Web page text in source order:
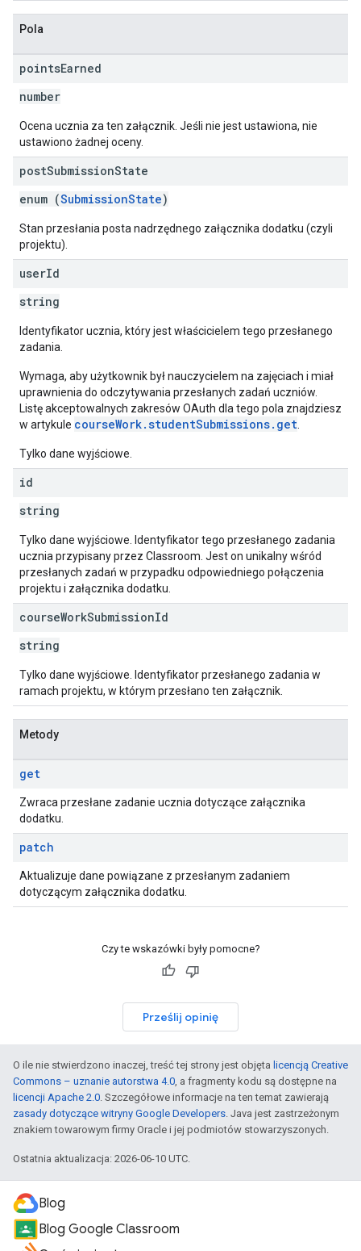
Pola
pointsEarned
number
Ocena ucznia za ten załącznik. Jeśli nie jest ustawiona, nie
ustawiono żadnej oceny.
postSubmissionState
enum (SubmissionState)
Stan przesłania posta nadrzędnego załącznika dodatku (czyli
projektu).
userId
string
Identyfikator ucznia, który jest właścicielem tego przesłanego
zadania.
Wymaga, aby użytkownik był nauczycielem na zajęciach i miał
uprawnienia do odczytywania przesłanych zadań uczniów.
Listę akceptowalnych zakresów OAuth dla tego pola znajdziesz
w artykule courseWork.studentSubmissions.get
Tylko dane wyjściowe.
id
string
Tylko dane wyjściowe. Identyfikator tego przesłanego zadania
ucznia przypisany przez Classroom. Jest on unikalny wśród
przesłanych zadań w przypadku odpowiedniego połączenia
projektu i załącznika dodatku.
courseWorkSubmissionId
string
Tylko dane wyjściowe. Identyfikator przesłanego zadania w
ramach projektu, w którym przesłano ten załącznik.
Metody
get
Zwraca przesłane zadanie ucznia dotyczące załącznika
dodatku.
patch
Aktualizuje dane powiązane z przesłanym zadaniem
dotyczącym załącznika dodatku.
Czy te wskazówki były pomocne?
Prześlij opinię
O ile nie stwierdzono inaczej, treść tej strony jest objęta licencją Creative
Commons – uznanie autorstwa 4.0, a fragmenty kodu są dostępne na
licencji Apache 2.0. Szczegółowe informacje na ten temat zawierają
zasady dotyczące witryny Google Developers. Java jest zastrzeżonym
znakiem towarowym firmy Oracle i jej podmiotów stowarzyszonych.
Ostatnia aktualizacja: 2026-06-10 UTC.
Blog
Blog Google Classroom